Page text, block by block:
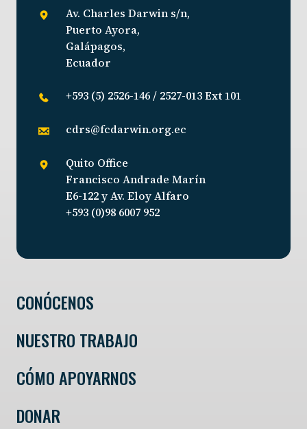
Av. Charles Darwin s/n,
Puerto Ayora,
Galápagos,
Ecuador
+593 (5) 2526-146 / 2527-013 Ext 101
cdrs@fcdarwin.org.ec
Quito Office
Francisco Andrade Marín
E6-122 y Av. Eloy Alfaro
+593 (0)98 6007 952
CONÓCENOS
NUESTRO TRABAJO
CÓMO APOYARNOS
DONAR